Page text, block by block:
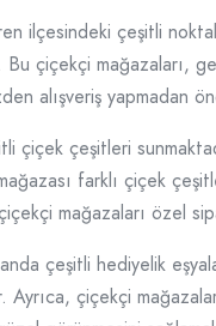
ilçesindeki çeşitli
çiçekçi mağazaları,
alışveriş yapmadan
çiçek çeşitleri
farklı çiçek
mağazaları özel
çeşitli hediyelik
Ayrıca, çiçekçi